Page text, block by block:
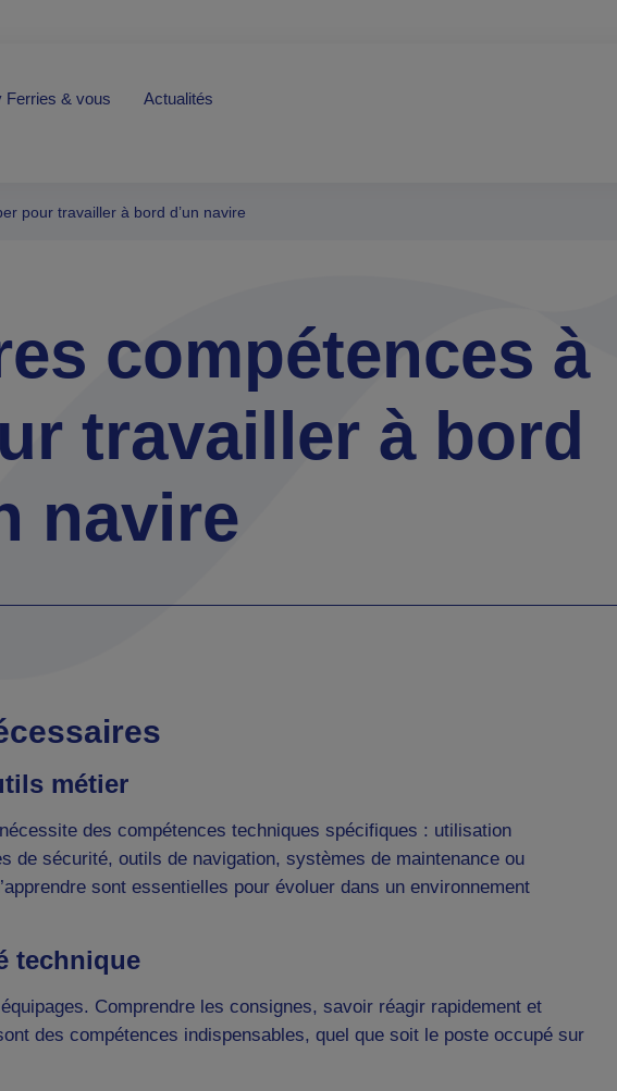
Ferries & vous Actualités
pour travailler à bord d’un navire
compétences à
travailler à bord
navire
métier
des compétences techniques spécifiques : utilisation
de sécurité, outils de navigation, systèmes de maintenance ou
sont essentielles pour évoluer dans un environnement
technique
Comprendre les consignes, savoir réagir rapidement et
des compétences indispensables, quel que soit le poste occupé sur